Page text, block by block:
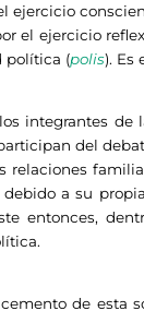
ejercicio
el ejercicio
política (polis). Es
de la
del
relaciones
a su
entonces,
de esta